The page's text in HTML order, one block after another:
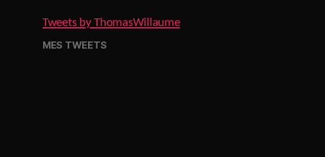
Tweets by ThomasWillaume
MES TWEETS